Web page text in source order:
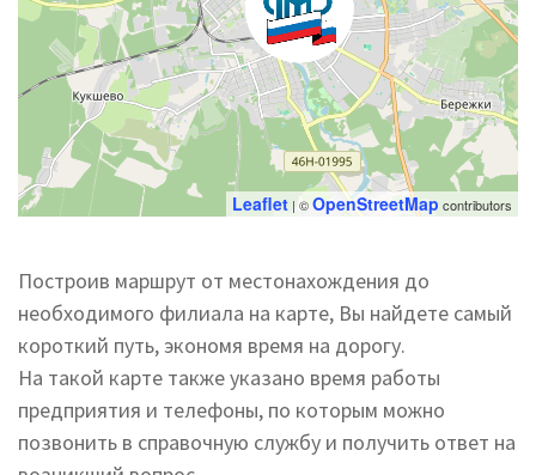
Leaflet | ©OpenStreetMap contributors
Построив маршрут от местонахождения до
необходимого филиала на карте, Вы найдете самый
короткий путь, экономя время на дорогу.
На такой карте также указано время работы
предприятия и телефоны, по которым можно
позвонить в справочную службу и получить ответ на